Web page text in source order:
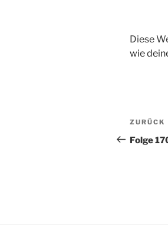
Diese
wie
Beitrag
ZURÜCK
Folge